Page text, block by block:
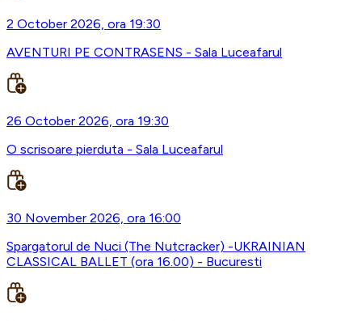
2 October 2026, ora 19:30
AVENTURI PE CONTRASENS - Sala Luceafarul
26 October 2026, ora 19:30
O scrisoare pierduta - Sala Luceafarul
30 November 2026, ora 16:00
Spargatorul de Nuci (The Nutcracker) -UKRAINIAN
CLASSICAL BALLET (ora 16.00) - Bucuresti